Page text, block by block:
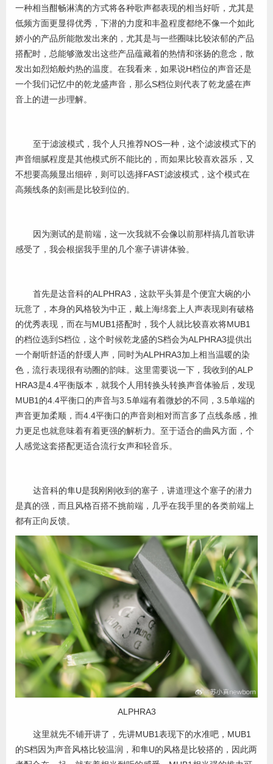
一种相当酣畅淋漓的方式将各种歌声都表现的相当好听，尤其是
低频方面更显得优秀，下潜的力度和丰盈程度都绝不像一个如此
娇小的产品所能散发出来的，尤其是与一些圈味比较浓郁的产品
搭配时，总能够激发出这些产品蕴藏着的热情和张扬的意念，散
发出如烈焰般灼热的温度。在我看来，如果说H档位的声音还是
一个我们记忆中的乾龙盛声音，那么S档位则代表了乾龙盛在声
音上的进一步理解。
至于滤波模式，我个人只推荐NOS一种，这个滤波模式下的
声音细腻程度是其他模式所不能比的，而如果比较喜欢器乐，又
不想要高频显出细碎，则可以选择FAST滤波模式，这个模式在
高频线条的刻画是比较到位的。
因为测试的是前端，这一次我就不会像以前那样搞几首歌讲
感受了，我会根据我手里的几个塞子讲讲体验。
首先是达音科的ALPHRA3，这款平头算是个便宜大碗的小
玩意了，本身的风格较为中正，戴上海绵套上人声表现则有破格
的优秀表现，而在与MUB1搭配时，我个人就比较喜欢将MUB1
的档位选到S档位，这个时候乾龙盛的S档会为ALPHRA3提供出
一个耐听舒适的舒缓人声，同时为ALPHRA3加上相当温暖的染
色，流行表现很有动圈的韵味。这里需要说一下，我收到的ALP
HRA3是4.4平衡版本，就我个人用转换头转换声音体验后，发现
MUB1的4.4平衡口的声音与3.5单端有着微妙的不同，3.5单端的
声音更加柔顺，而4.4平衡口的声音则相对而言多了点线条感，推
力更足也就意味着有着更强的解析力。至于适合的曲风方面，个
人感觉这套搭配更适合流行女声和轻音乐。
达音科的隼U是我刚刚收到的塞子，讲道理这个塞子的潜力
是真的强，而且风格百搭不挑前端，几乎在我手里的各类前端上
都有正向反馈。
ALPHRA3
这里就先不铺开讲了，先讲MUB1表现下的水准吧，MUB1
的S档因为声音风格比较温润，和隼U的风格是比较搭的，因此两